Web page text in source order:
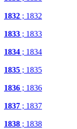
1832 ; 1832
1833 ; 1833
1834 ; 1834
1835 ; 1835
1836 ; 1836
1837 ; 1837
1838 ; 1838